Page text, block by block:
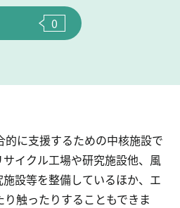
0
に支援するための中核施設で
イクル工場や研究施設他、風
設等を整備しているほか、エ
触ったりすることもできま